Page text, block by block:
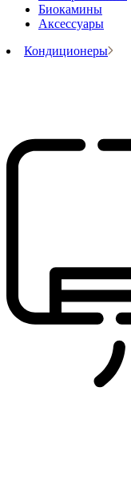
Биокамины
Аксессуары
Кондиционеры